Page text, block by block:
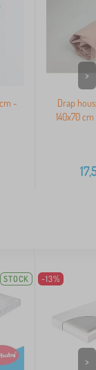
-
Drap
140x70
>
STOCK -13%
>